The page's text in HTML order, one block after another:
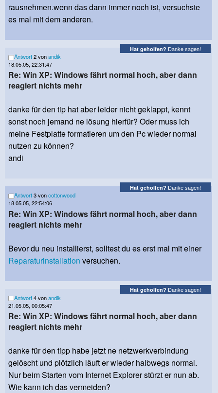
rausnehmen.wenn das dann immer noch ist, versuchste
es mal mit dem anderen.
Hat geholfen? Danke sagen!
Antwort2 vonandik
18.05.05, 22:31:47
Re: Win XP: Windows fährt normal hoch, aber dann
reagiert nichts mehr
danke für den tip hat aber leider nicht geklappt, kennt
sonst noch jemand ne lösung hierfür? Oder muss ich
meine Festplatte formatieren um den Pc wieder normal
nutzen zu können?
andi
Hat geholfen? Danke sagen!
Antwort3 voncottonwood
18.05.05, 22:54:06
Re: Win XP: Windows fährt normal hoch, aber dann
reagiert nichts mehr
Bevor du neu installierst, solltest du es erst mal mit einer
Reparaturinstallation versuchen.
Hat geholfen? Danke sagen!
Antwort4 vonandik
21.05.05, 00:05:47
Re: Win XP: Windows fährt normal hoch, aber dann
reagiert nichts mehr
danke für den tipp habe jetzt ne netzwerkverbindung
gelöscht und plötzlich läuft er wieder halbwegs normal.
Nur beim Starten vom Internet Explorer stürzt er nun ab.
Wie kann ich das vermeiden?